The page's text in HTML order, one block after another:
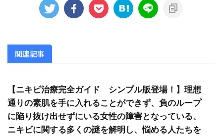
関連記事
【ニキビ治療完全ガイド シンプル版登場！】理想
通りの素肌を手に入れることができず、負のループ
に陥り抜け出せずにいる女性の障害となっている、
ニキビに関する多くの謎を解明し、悩める人たちを